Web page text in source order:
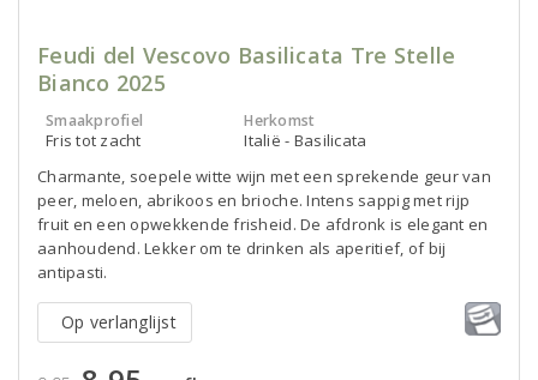
Feudi del Vescovo Basilicata Tre Stelle
Bianco 2025
Smaakprofiel
Fris tot zacht
Herkomst
Italië - Basilicata
Charmante, soepele witte wijn met een sprekende geur van
peer, meloen, abrikoos en brioche. Intens sappig met rijp
fruit en een opwekkende frisheid. De afdronk is elegant en
aanhoudend. Lekker om te drinken als aperitief, of bij
antipasti.
Op verlanglijst